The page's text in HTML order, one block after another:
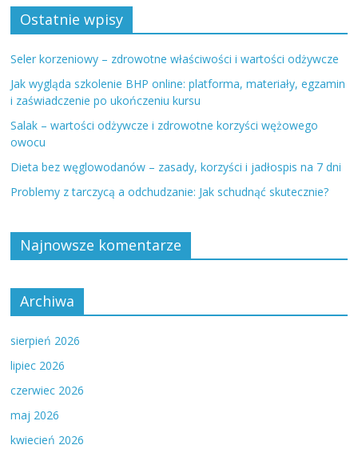
Ostatnie wpisy
Seler korzeniowy – zdrowotne właściwości i wartości odżywcze
Jak wygląda szkolenie BHP online: platforma, materiały, egzamin
i zaświadczenie po ukończeniu kursu
Salak – wartości odżywcze i zdrowotne korzyści wężowego
owocu
Dieta bez węglowodanów – zasady, korzyści i jadłospis na 7 dni
Problemy z tarczycą a odchudzanie: Jak schudnąć skutecznie?
Najnowsze komentarze
Archiwa
sierpień 2026
lipiec 2026
czerwiec 2026
maj 2026
kwiecień 2026